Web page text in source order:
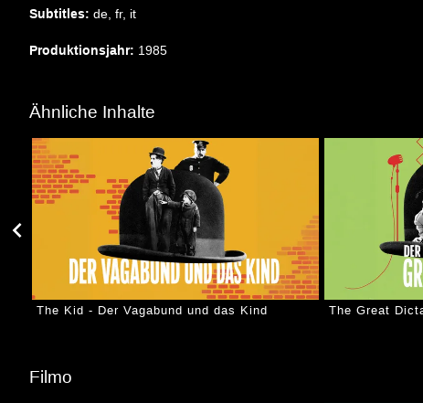
Subtitles: de, fr, it
Produktionsjahr: 1985
Ähnliche Inhalte
The Kid - Der Vagabund und das Kind The Great
Filmo